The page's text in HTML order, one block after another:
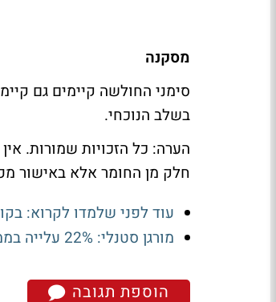
מסקנה
סימני החולשה קיימים גם
בשלב הנוכחי.
הערה: כל הזכויות שמורות.
חלק מן החומר אלא באישור
עוד לפני שלמדו לקרוא:
מורגן סטנלי: 22% עלייה בממוצע לאחר בחירות האמצע
הוספת תגובה